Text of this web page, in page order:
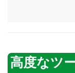
高度なツ